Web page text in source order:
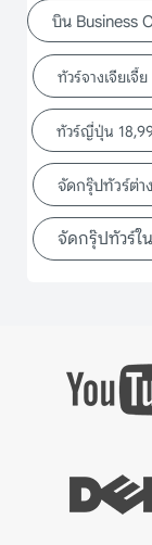
บิน Business
ทัวร์จางเจียเจี้ย
ทัวร์ญี่ปุ่น
จัดกรุ๊ปทัวร์ต่า
จัดกรุ๊ปทัวร์ใ